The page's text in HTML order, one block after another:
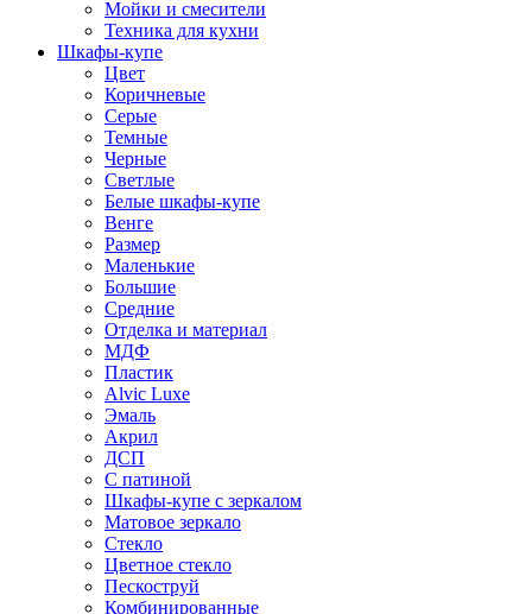
Мойки и смесители
Техника для кухни
Шкафы-купе
Цвет
Коричневые
Серые
Темные
Черные
Светлые
Белые шкафы-купе
Венге
Размер
Маленькие
Большие
Средние
Отделка и материал
МДФ
Пластик
Alvic Luxe
Эмаль
Акрил
ДСП
С патиной
Шкафы-купе с зеркалом
Матовое зеркало
Стекло
Цветное стекло
Пескоструй
Комбинированные